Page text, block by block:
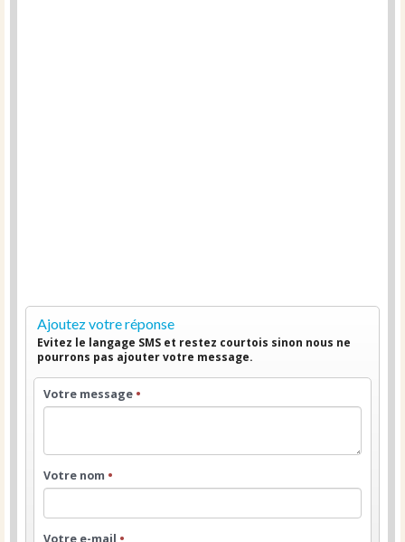
Ajoutez votre réponse
Evitez le langage SMS et restez courtois sinon nous ne
pourrons pas ajouter votre message.
Votre message •
Votre nom •
Votre e-mail •